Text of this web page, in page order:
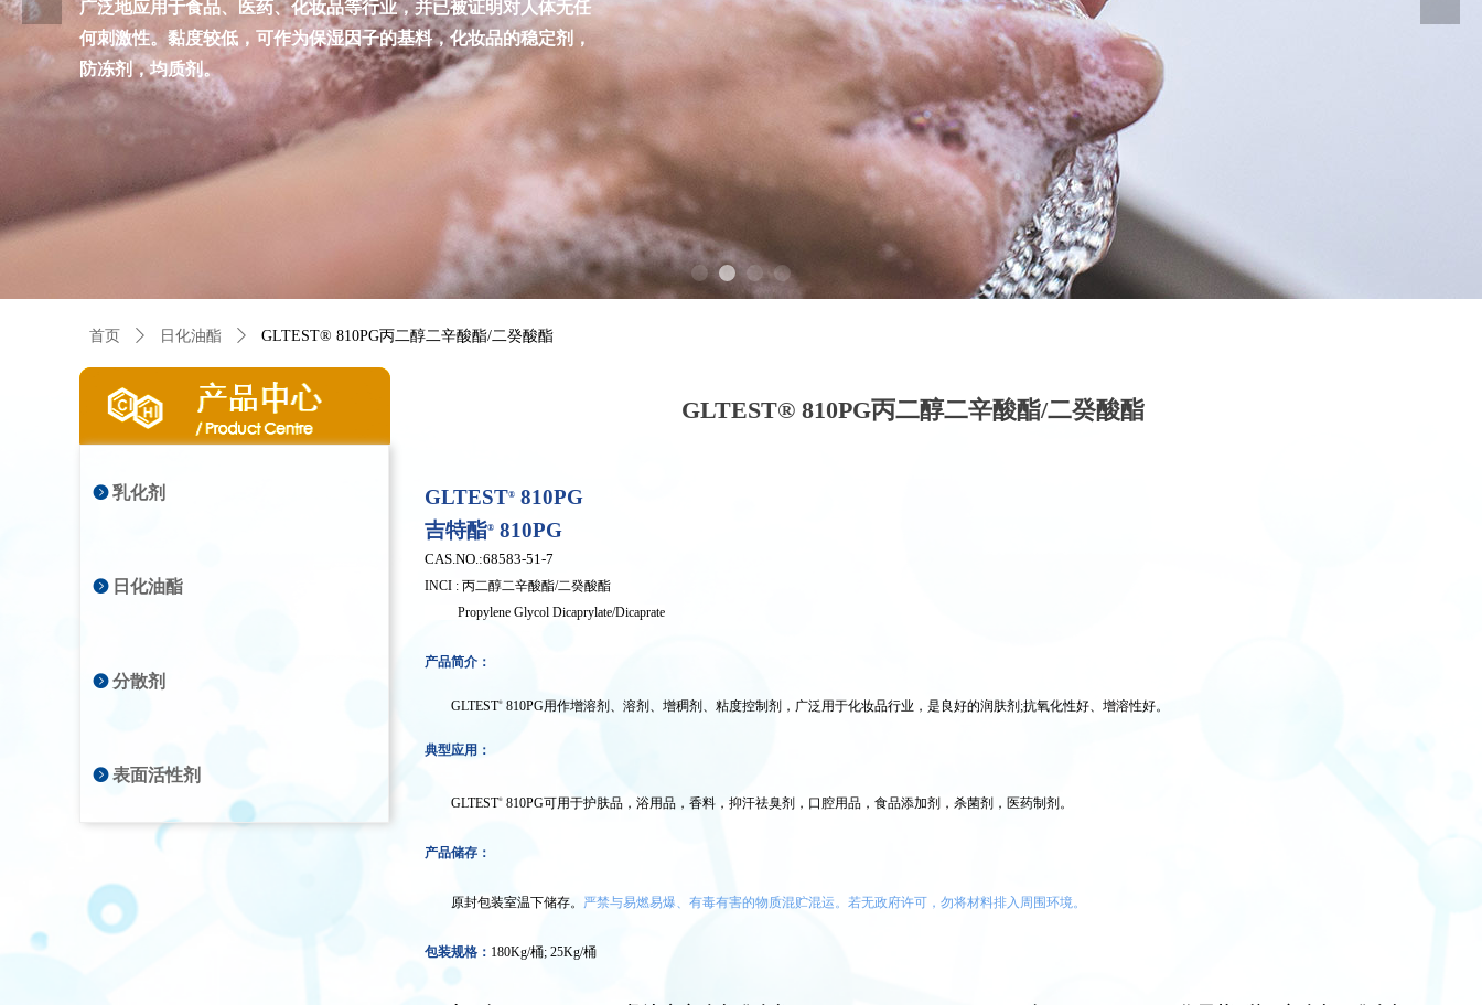
广泛地应用于食品、医药、化妆品等行业，并已被证明对人体无任
何刺激性。黏度较低，可作为保湿因子的基料，化妆品的稳定剂，
防冻剂，均质剂。
首页 ꄲ 日化油酯 ꄲ GLTEST® 810PG丙二醇二辛酸酯/二癸酸酯
뀹乳化剂
뀹 日化油酯
뀹分散剂
뀹表面活性剂
GLTEST® 810PG丙二醇二辛酸酯/二癸酸酯
GLTEST® 810PG
吉特酯® 810PG
CAS.NO.:68583-51-7
INCI : 丙二醇二辛酸酯/二癸酸酯
Propylene Glycol Dicaprylate/Dicaprate
产品简介：
GLTEST® 810PG用作增溶剂、溶剂、增稠剂、粘度控制剂，广泛用于化妆品行业，是良好的润肤剂;抗氧化性好、增溶性好。
典型应用：
GLTEST® 810PG可用于护肤品，浴用品，香料，抑汗祛臭剂，口腔用品，食品添加剂，杀菌剂，医药制剂。
产品储存：
原封包装室温下储存。 严禁与易燃易爆、有毒有害的物质混贮混运。若无政府许可，勿将材料排入周围环境 。
包装规格： 180Kg/桶; 25Kg/桶